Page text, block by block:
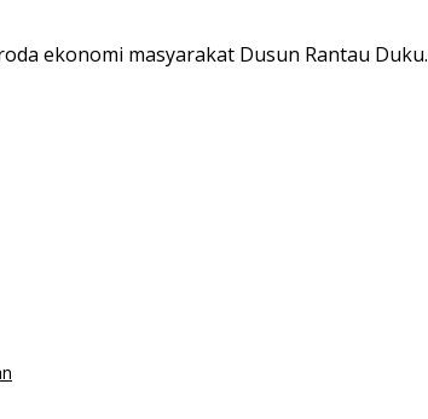
ekonomi masyarakat Dusun Rantau Duku.